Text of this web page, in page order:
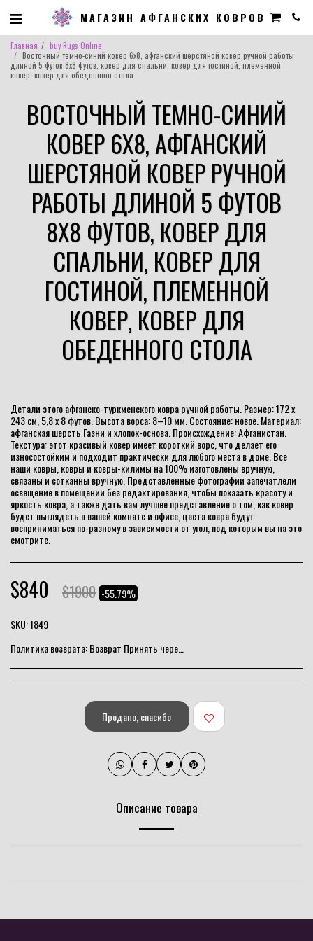
МАГАЗИН АФГАНСКИХ КОВРОВ
Главная
buy Rugs Online
Восточный темно-синий ковер 6x8, афганский шерстяной ковер ручной работы
длиной 5 футов 8x8 футов, ковер для спальни, ковер для гостиной, племенной
ковер, ковер для обеденного стола
ВОСТОЧНЫЙ ТЕМНО-СИНИЙ
КОВЕР 6X8, АФГАНСКИЙ
ШЕРСТЯНОЙ КОВЕР РУЧНОЙ
РАБОТЫ ДЛИНОЙ 5 ФУТОВ
8X8 ФУТОВ, КОВЕР ДЛЯ
СПАЛЬНИ, КОВЕР ДЛЯ
ГОСТИНОЙ, ПЛЕМЕННОЙ
КОВЕР, КОВЕР ДЛЯ
ОБЕДЕННОГО СТОЛА
Детали этого афганско-туркменского ковра ручной работы. Размер: 172 x
243 см, 5,8 x 8 футов. Высота ворса: 8–10 мм. Состояние: новое. Материал:
афганская шерсть Газни и хлопок-основа. Происхождение: Афганистан.
Текстура: этот красивый ковер имеет короткий ворс, что делает его
износостойким и подходит практически для любого места в доме. Все
наши ковры, ковры и ковры-килимы на 100% изготовлены вручную,
связаны и сотканны вручную. Представленные фотографии запечатлели
освещение в помещении без редактирования, чтобы показать красоту и
яркость ковра, а также дать вам лучшее представление о том, как ковер
будет выглядеть в вашей комнате и офисе, цвета ковра будут
восприниматься по-разному в зависимости от угол, под которым вы на это
смотрите.
$840 $1900 -55.79%
SKU:1849
Политика возврата:Возврат Принять через 10 дней
Продано, спасибо
Описание товара